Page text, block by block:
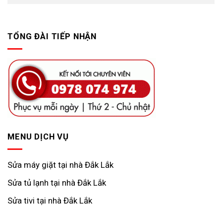
TỔNG ĐÀI TIẾP NHẬN
MENU DỊCH VỤ
Sửa máy giặt tại nhà Đắk Lắk
Sửa tủ lạnh tại nhà Đắk Lắk
Sửa tivi tại nhà Đắk Lắk